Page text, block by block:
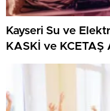
Kayseri Su ve
KASKİ ve KCETAŞ